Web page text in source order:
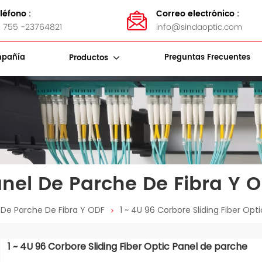
:
755 -23764821
Correo electrónico :
info@sindaoptic.com
Productos Preguntas Frecuentes
De Parche De Fibra Y
Parche De Fibra Y ODF 1 ~ 4U 96 Corbore Sliding Fiber
1 ~ 4U 96 Corbore Sliding Fiber Optic Panel de parche